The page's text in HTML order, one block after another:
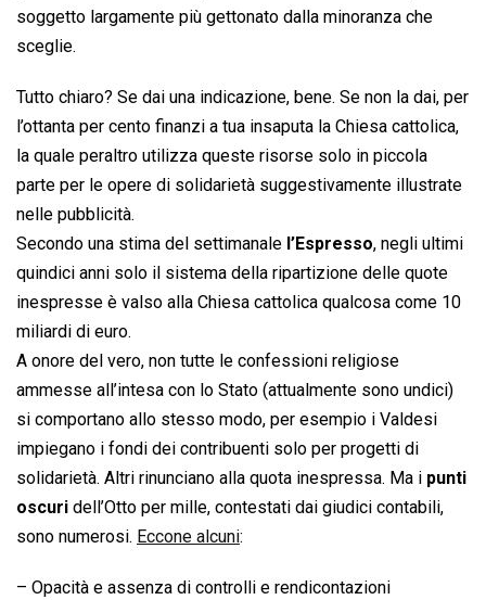
soggetto largamente più gettonato dalla minoranza che
sceglie.
Tutto chiaro? Se dai una indicazione, bene. Se non la dai, per
l’ottanta per cento finanzi a tua insaputa la Chiesa cattolica,
la quale peraltro utilizza queste risorse solo in piccola
parte per le opere di solidarietà suggestivamente illustrate
nelle pubblicità.
Secondo una stima del settimanale l’Espresso, negli ultimi
quindici anni solo il sistema della ripartizione delle quote
inespresse è valso alla Chiesa cattolica qualcosa come 10
miliardi di euro.
A onore del vero, non tutte le confessioni religiose
ammesse all’intesa con lo Stato (attualmente sono undici)
si comportano allo stesso modo, per esempio i Valdesi
impiegano i fondi dei contribuenti solo per progetti di
solidarietà. Altri rinunciano alla quota inespressa. Ma i punti
oscuri dell’Otto per mille, contestati dai giudici contabili,
sono numerosi. Eccone alcuni:
– Opacità e assenza di controlli e rendicontazioni